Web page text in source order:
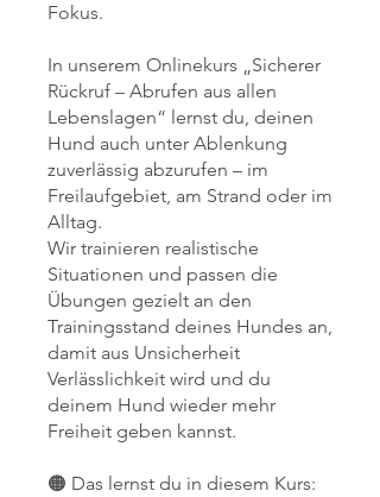
Fokus.
In unserem Onlinekurs „Sicherer
Rückruf – Abrufen aus allen
Lebenslagen“ lernst du, deinen
Hund auch unter Ablenkung
zuverlässig abzurufen – im
Freilaufgebiet, am Strand oder im
Alltag.
Wir trainieren realistische
Situationen und passen die
Übungen gezielt an den
Trainingsstand deines Hundes an,
damit aus Unsicherheit
Verlässlichkeit wird und du
deinem Hund wieder mehr
Freiheit geben kannst.
🟠 Das lernst du in diesem Kurs: